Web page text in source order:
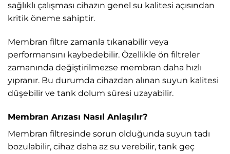
sağlıklı çalışması cihazın genel su kalitesi açısından
kritik öneme sahiptir.
Membran filtre zamanla tıkanabilir veya
performansını kaybedebilir. Özellikle ön filtreler
zamanında değiştirilmezse membran daha hızlı
yıpranır. Bu durumda cihazdan alınan suyun kalitesi
düşebilir ve tank dolum süresi uzayabilir.
Membran Arızası Nasıl Anlaşılır?
Membran filtresinde sorun olduğunda suyun tadı
bozulabilir, cihaz daha az su verebilir, tank geç